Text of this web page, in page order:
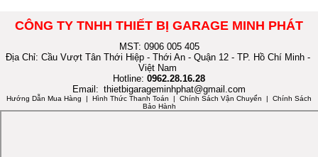
CÔNG TY TNHH THIẾT BỊ GARAGE MINH PHÁT
MST: 0906 005 405
Địa Chỉ: Cầu Vượt Tân Thới Hiệp - Thới An - Quận 12 - TP. Hồ Chí Minh -
Việt Nam
Hotline: 0962.28.16.28
Email: thietbigarageminhphat@gmail.com
Hướng Dẫn Mua Hàng | Hình Thức Thanh Toán | Chính Sách Vận Chuyển | Chính Sách
Bảo Hành